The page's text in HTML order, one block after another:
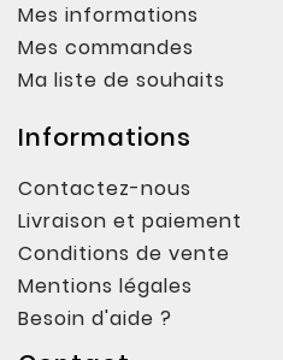
Mes informations
Mes commandes
Ma liste de souhaits
Informations
Contactez-nous
Livraison et paiement
Conditions de vente
Mentions légales
Besoin d'aide ?